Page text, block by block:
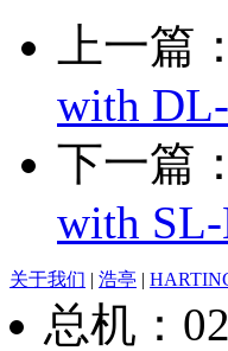
上一篇：
with
下一篇：
with
关于我们 | 浩亭 |
总机：